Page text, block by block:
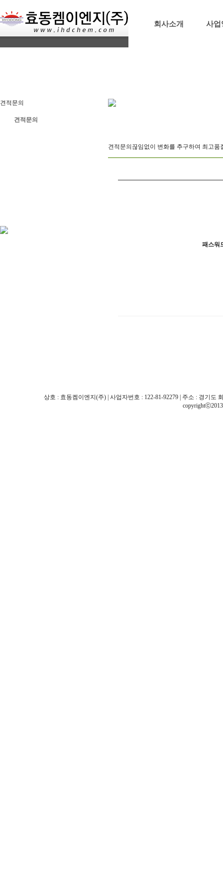
회사소개 사업
견적문의
견적문의
견적문의 끊임없이 변화를 추구하여 최고
패스워
상호 : 효동켐이엔지(주) | 사업자번호 : 122-81-92279 | 주소 : 경기도